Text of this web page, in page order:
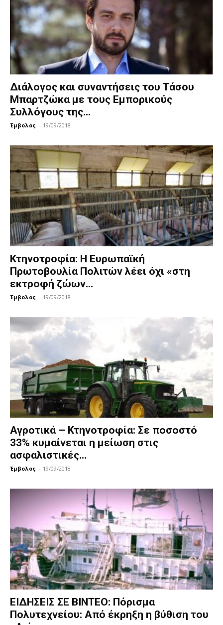
Διάλογος και συναντήσεις του Τάσου
Μπαρτζώκα με τους Εμπορικούς
Συλλόγους της...
Έμβολος - 19/09/2018
Κτηνοτροφία: H Eυρωπαϊκή
Πρωτοβουλία Πολιτών λέει όχι «στη
εκτροφή ζώων...
Έμβολος - 19/09/2018
Αγροτικά – Κτηνοτροφία: Σε ποσοστό
33% κυμαίνεται η μείωση στις
ασφαλιστικές...
Έμβολος - 19/09/2018
ΕΙΔΗΣΕΙΣ ΣΕ ΒΙΝΤΕΟ: Πόρισμα
Πολυτεχνείου: Από έκρηξη η βύθιση του